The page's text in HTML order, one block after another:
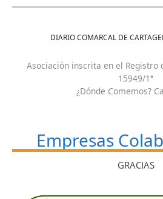
DIARIO COMARCAL DE
Asociación inscrita en el Registro
15949/1ª
¿Dónde Comemos?
Empresas
GRACIAS